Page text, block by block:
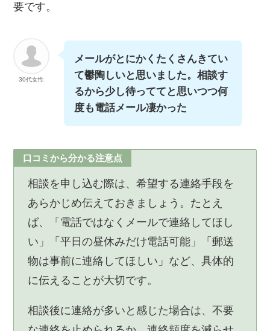
要です。
30代女性
メールがとにかくたくさんきてい
て鬱陶しいと思いました。相談す
るから少し待っててと思いつつ何
度も電話メール凄かった
口コミから分かる注意点
相談を申し込む際は、希望する連絡手段を
あらかじめ伝えておきましょう。たとえ
ば、「電話ではなくメールで連絡してほし
い」「平日の昼休みだけ電話可能」「郵送
物は事前に連絡してほしい」など、具体的
に伝えることが大切です。
相談後に連絡が多いと感じた場合は、不要